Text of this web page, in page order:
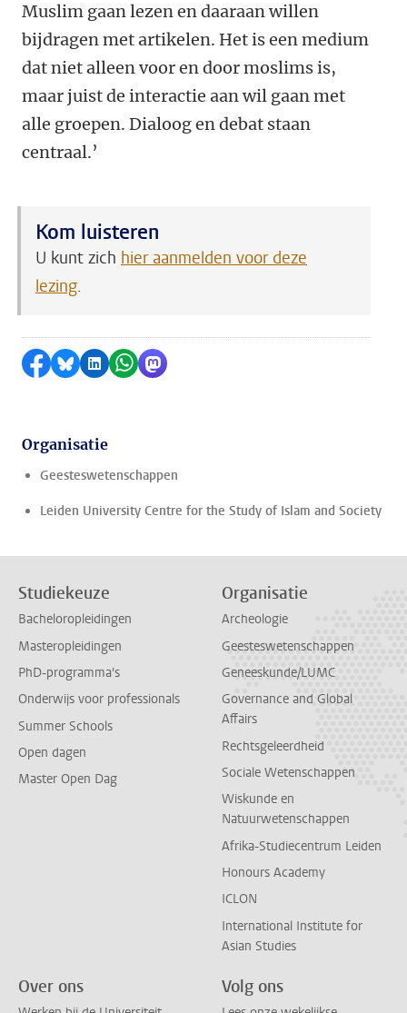
Muslim gaan lezen en daaraan willen
bijdragen met artikelen. Het is een medium
dat niet alleen voor en door moslims is,
maar juist de interactie aan wil gaan met
alle groepen. Dialoog en debat staan
centraal.’
Kom luisteren
U kunt zich hier aanmelden voor deze
lezing.
Delen op Facebook
Delen via Bluesky
Delen op LinkedIn
Delen via WhatsApp
Delen via Mastodon
Organisatie
Geesteswetenschappen
Leiden University Centre for the Study of Islam and Society
Studiekeuze
Bacheloropleidingen
Masteropleidingen
PhD-programma's
Onderwijs voor professionals
Summer Schools
Open dagen
Master Open Dag
Organisatie
Archeologie
Geesteswetenschappen
Geneeskunde/LUMC
Governance and Global
Affairs
Rechtsgeleerdheid
Sociale Wetenschappen
Wiskunde en
Natuurwetenschappen
Afrika-Studiecentrum Leiden
Honours Academy
ICLON
International Institute for
Asian Studies
Over ons Volg ons